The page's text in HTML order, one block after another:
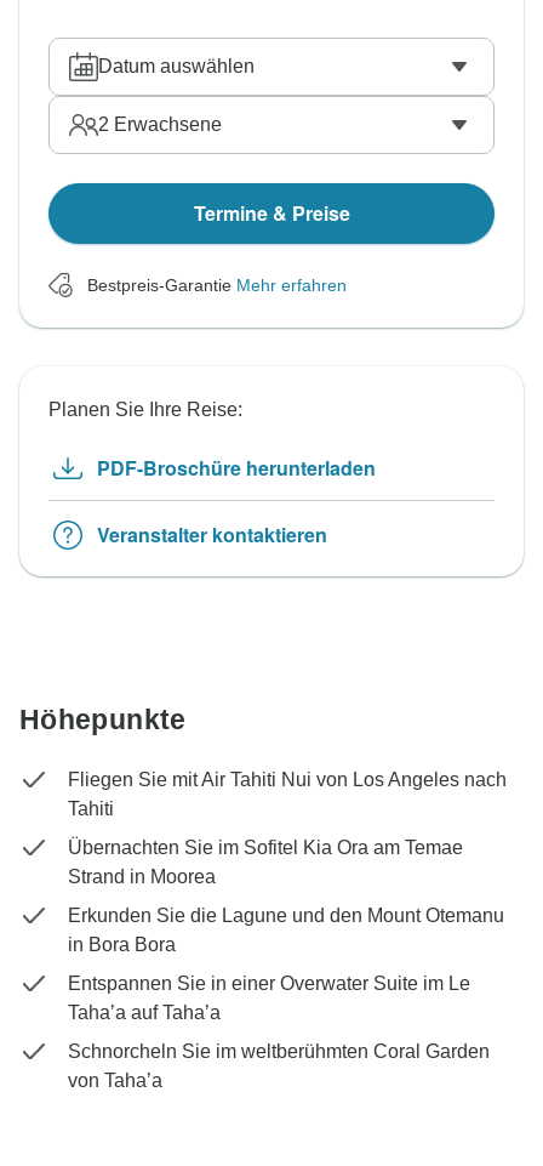
Datum auswählen
2 Erwachsene
Termine & Preise
Bestpreis-Garantie Mehr erfahren
Planen Sie Ihre Reise:
PDF-Broschüre herunterladen
Veranstalter kontaktieren
Höhepunkte
Fliegen Sie mit Air Tahiti Nui von Los Angeles nach
Tahiti
Übernachten Sie im Sofitel Kia Ora am Temae
Strand in Moorea
Erkunden Sie die Lagune und den Mount Otemanu
in Bora Bora
Entspannen Sie in einer Overwater Suite im Le
Taha’a auf Taha’a
Schnorcheln Sie im weltberühmten Coral Garden
von Taha’a